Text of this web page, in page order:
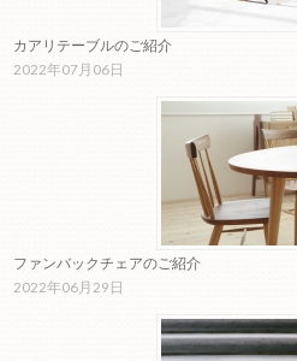
カアリテーブルのご紹介
2022年07月06日
ファンバックチェアのご紹介
2022年06月29日